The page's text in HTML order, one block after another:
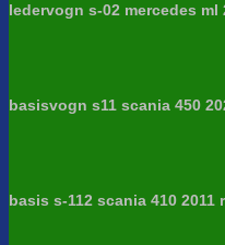
ledervogn s-02 mercedes
basisvogn s11 scania 450
basis s-112 scania 410 2011